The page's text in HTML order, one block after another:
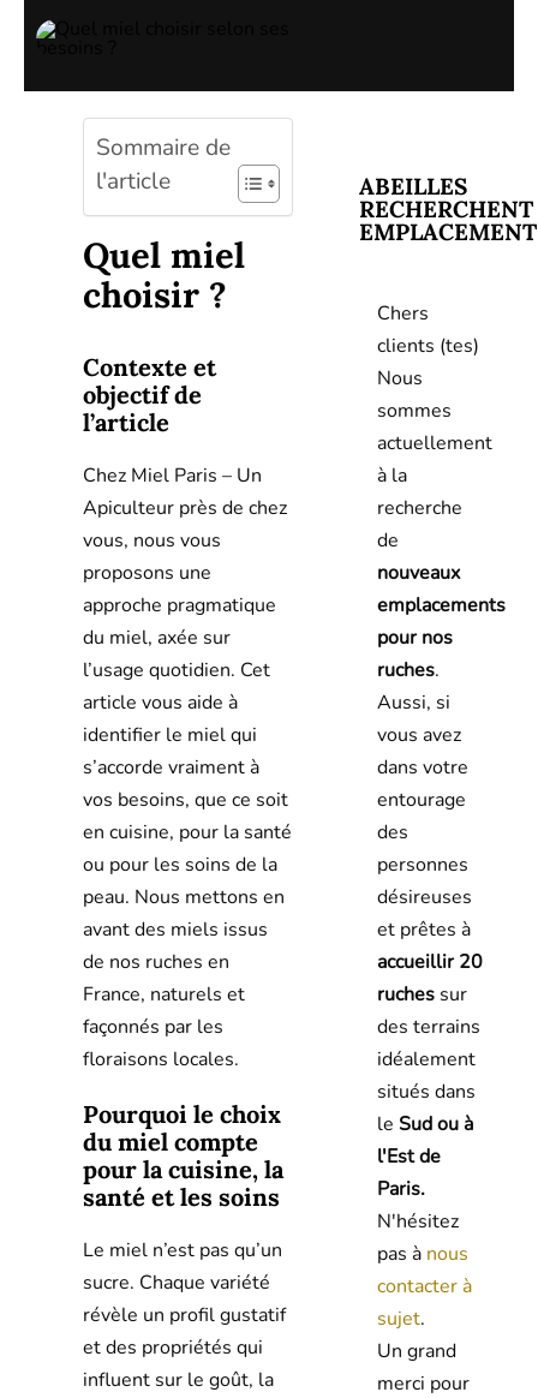
Sommaire de
l'article
Quel miel
choisir ?
Contexte et
objectif de
l’article
Chez Miel Paris – Un
Apiculteur près de chez
vous, nous vous
proposons une
approche pragmatique
du miel, axée sur
l’usage quotidien. Cet
article vous aide à
identifier le miel qui
s’accorde vraiment à
vos besoins, que ce soit
en cuisine, pour la santé
ou pour les soins de la
peau. Nous mettons en
avant des miels issus
de nos ruches en
France, naturels et
façonnés par les
floraisons locales.
Pourquoi le choix
du miel compte
pour la cuisine, la
santé et les soins
Le miel n’est pas qu’un
sucre. Chaque variété
révèle un profil gustatif
et des propriétés qui
influent sur le goût, la
ABEILLES
RECHERCHENT
EMPLACEMENT
Chers
clients (tes)
Nous
sommes
actuellement
à la
recherche
de
nouveaux
emplacements
pour nos
ruches.
Aussi, si
vous avez
dans votre
entourage
des
personnes
désireuses
et prêtes à
accueillir 20
ruchessur
des terrains
idéalement
situés dans
le Sud ou à
l'Est de
Paris.
N'hésitez
pas à nous
contacter à
sujet.
Un grand
merci pour